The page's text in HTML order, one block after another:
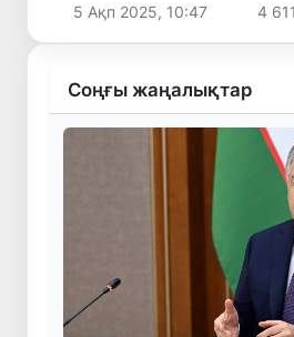
5 Ақп 2025, 10:47 4 611
Соңғы жаңалықтар